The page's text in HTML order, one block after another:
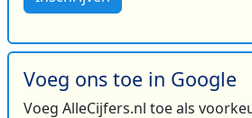
Voeg ons toe in Google
Voeg AlleCijfers.nl toe als